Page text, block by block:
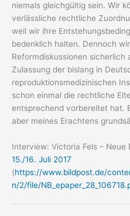
niemals gleichgültig sein. Wir
verlässliche rechtliche
weil wir ihre
bedenklich halten. Dennoch
Reformdiskussionen sicherlich
Zulassung der bislang in
reproduktionsmedizinischen
schon einmal die rechtliche
entsprechend vorbereitet hat.
aber meines Erachtens
Interview: Victoria Fels – Neue
15./16. Juli 2017
(https://www.bildpost.de/
n/2/file/